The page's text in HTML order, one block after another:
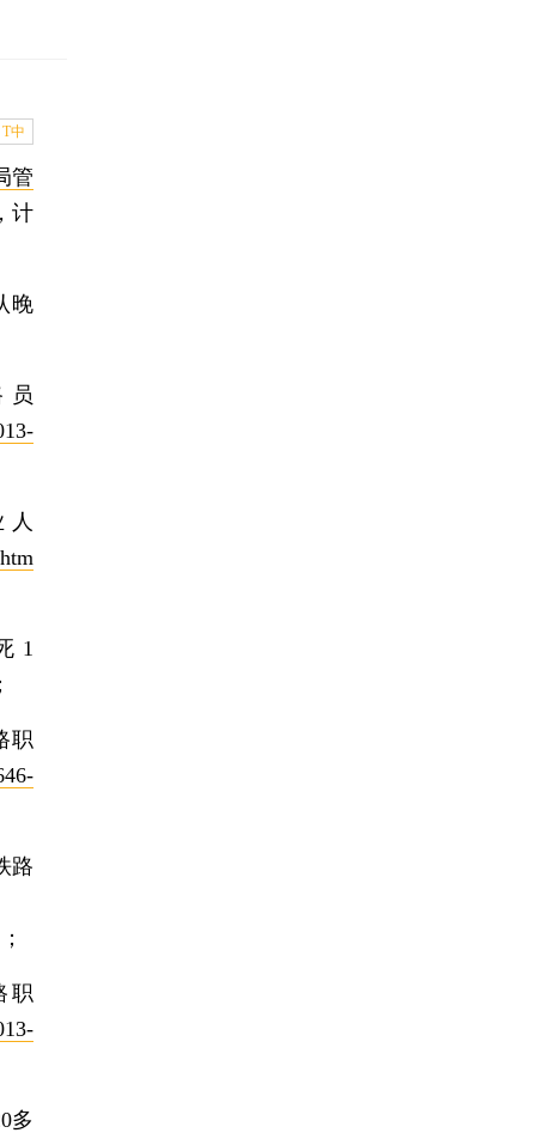
T中
管
计
晚
1
职
路
职
多